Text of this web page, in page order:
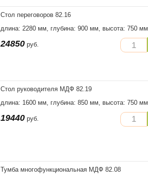
Стол переговоров 82.16
длина: 2280 мм, глубина: 900 мм, высота: 750 мм
24850 руб.
Стол руководителя МДФ 82.19
длина: 1600 мм, глубина: 850 мм, высота: 750 мм
19440 руб.
Тумба многофункциональная МДФ 82.08